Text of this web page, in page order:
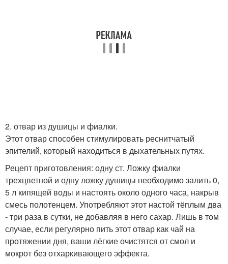
2. отвар из душицы и фиалки.
Этот отвар способен стимулировать реснитчатый
эпителий, который находиться в дыхательных путях.
Рецепт приготовления: одну ст. Ложку фиалки
трехцветной и одну ложку душицы необходимо залить 0,
5 л кипящей воды и настоять около одного часа, накрыв
смесь полотенцем. Употребляют этот настой тёплым два
- три раза в сутки, не добавляя в него сахар. Лишь в том
случае, если регулярно пить этот отвар как чай на
протяжении дня, ваши лёгкие очистятся от смол и
мокрот без отхаркивающего эффекта.